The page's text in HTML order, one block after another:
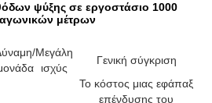
ψύξης σε εργοστάσιο 1000
μέτρων
Μεγάλη
ισχύς
Γενική σύγκριση
Το κόστος μιας εφάπαξ
επένδυσης του